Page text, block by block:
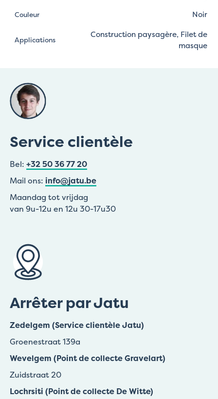
Couleur Noir
Applications
Construction paysagère, Filet de
masque
Service clientèle
Bel: +32 50 36 77 20
Mail ons: info@jatu.be
Maandag tot vrijdag
van 9u-12u en 12u 30-17u30
Arrêter par Jatu
Zedelgem (Service clientèle Jatu)
Groenestraat 139a
Wevelgem (Point de collecte Gravelart)
Zuidstraat 20
Lochrsiti (Point de collecte De Witte)